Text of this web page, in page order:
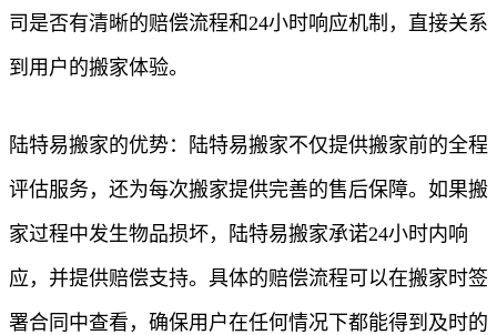
司是否有清晰的赔偿流程和24小时响应机制，直接关系
到用户的搬家体验。
陆特易搬家的优势：陆特易搬家不仅提供搬家前的全程
评估服务，还为每次搬家提供完善的售后保障。如果搬
家过程中发生物品损坏，陆特易搬家承诺24小时内响
应，并提供赔偿支持。具体的赔偿流程可以在搬家时签
署合同中查看，确保用户在任何情况下都能得到及时的